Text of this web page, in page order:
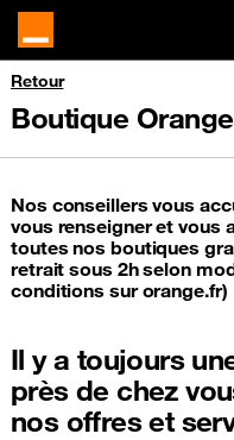
Retour
Boutique
Nos conseillers vous
vous renseigner et vous
toutes nos boutiques
retrait sous 2h selon
conditions sur orange.fr)
Il y a toujours
près de chez
nos offres et